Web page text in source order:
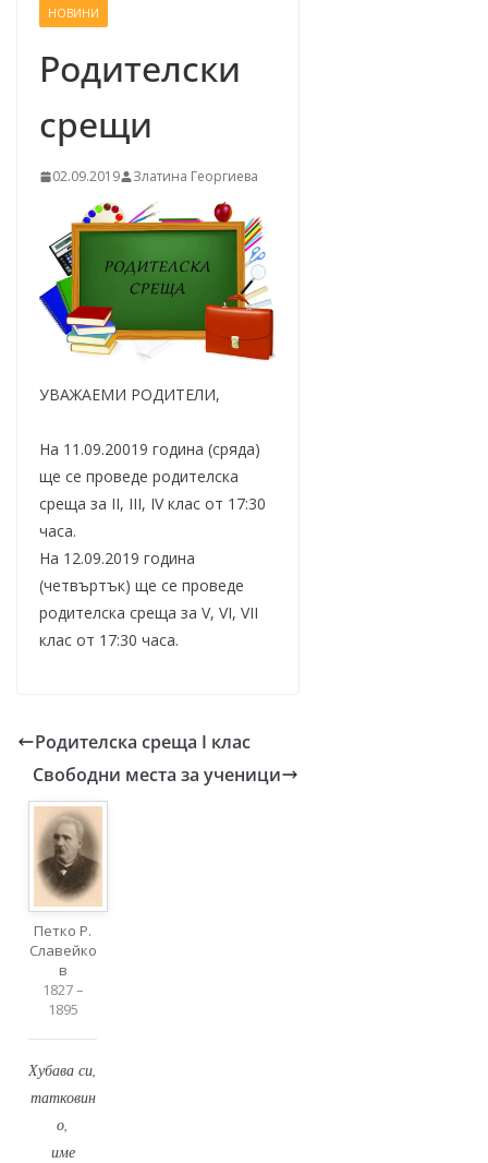
НОВИНИ
Родителски
срещи
02.09.2019 Златина Георгиева
УВАЖАЕМИ РОДИТЕЛИ,
На 11.09.20019 година (сряда)
ще се проведе родителска
среща за II, III, IV клас от 17:30
часа.
На 12.09.2019 година
(четвъртък) ще се проведе
родителска среща за V, VI, VII
клас от 17:30 часа.
Родителска среща I клас
Свободни места за ученици
Петко Р.
Славейко
в
1827 –
1895
Хубава си,
татковин
о,
име